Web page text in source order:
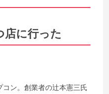
店に行った
コン。創業者の辻本憲三氏